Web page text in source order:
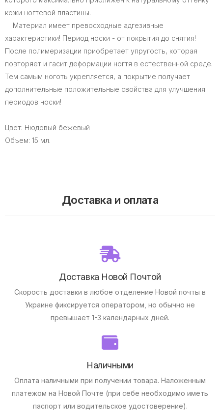
кожи ногтевой пластины.
Материал имеет превосходные адгезивные
характеристики! Период носки - от покрытия до снятия!
После полимеризации приобретает упругость, которая
повторяет и гасит деформации ногтя в естественной среде.
Тем самым ноготь укрепляется, а покрытие получает
дополнительные положительные свойства для улучшения
периодов носки!
Цвет: Нюдовый бежевый
Объем: 15 мл.
Доставка и оплата
Доставка Новой Почтой
Скорость доставки в любое отделение Новой почты в
Украине фиксируется оператором, но обычно не
превышает 1-3 календарных дней.
Наличными
Оплата наличными при получении товара. Наложенным
платежом на Новой Почте (при себе необходимо иметь
паспорт или водительское удостоверение).